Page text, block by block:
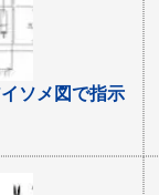
ソメ図で指示